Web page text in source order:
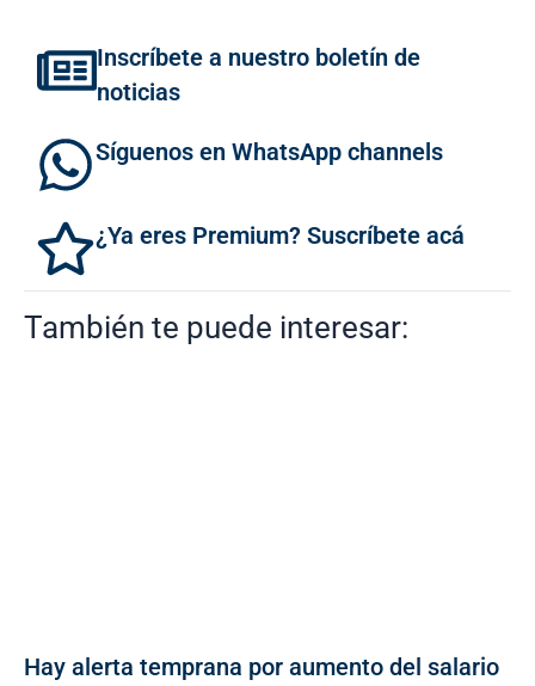
Inscríbete a nuestro boletín de
noticias
Síguenos en WhatsApp channels
¿Ya eres Premium? Suscríbete acá
También te puede interesar:
Hay alerta temprana por aumento del salario